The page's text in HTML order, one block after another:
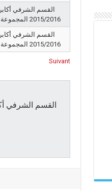
القسم الشرفي أكابر
2015/2016 المجموعة ب
القسم الشرفي أكابر
2015/2016 المجموعة ب
Suivant